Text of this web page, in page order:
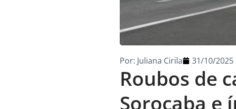
Roubos de
Sorocaba e
Por: Juliana Cirila 31/10/2025